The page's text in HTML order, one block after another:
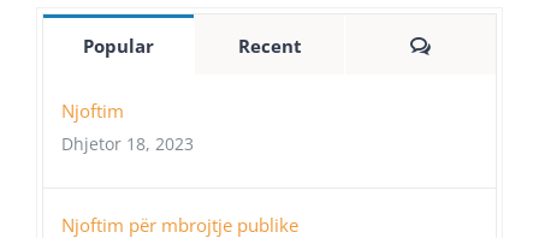
Popular Recent Comments
Njoftim
Dhjetor 18, 2023
Njoftim për mbrojtje publike